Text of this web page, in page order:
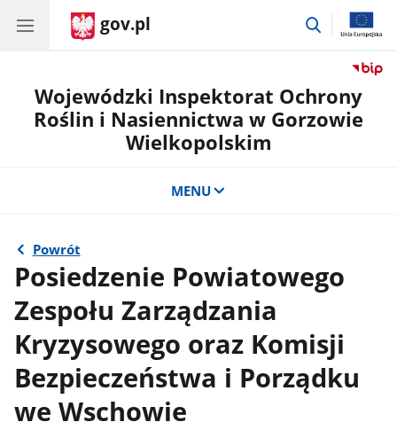
gov.pl
przejdź
Wojewódzki Inspektorat Ochrony
Roślin i Nasiennictwa w Gorzowie
Wielkopolskim
MENU
Powrót
Posiedzenie Powiatowego
Zespołu Zarządzania
Kryzysowego oraz Komisji
Bezpieczeństwa i Porządku
we Wschowie